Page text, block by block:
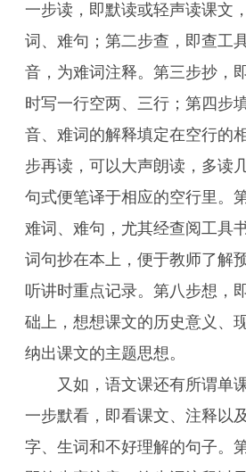
一步读，即默读或轻声读课文
词、难句；第二步查，即查工
音，为难词注释。第三步抄，
时写一行空两、三行；第四步
音、难词的解释填定在空行的
步再读，可以大声朗读，多读
句式便笔译于相应的空行里。
难词、难句，尤其经查阅工具
词句抄在本上，便于教师了解
听讲时重点记录。第八步想，
础上，想想课文的历史意义、
纳出课文的主题思想。
又如，语文课还有所谓单
一步默看，即看课文、注释以
字、生词和不好理解的句子。